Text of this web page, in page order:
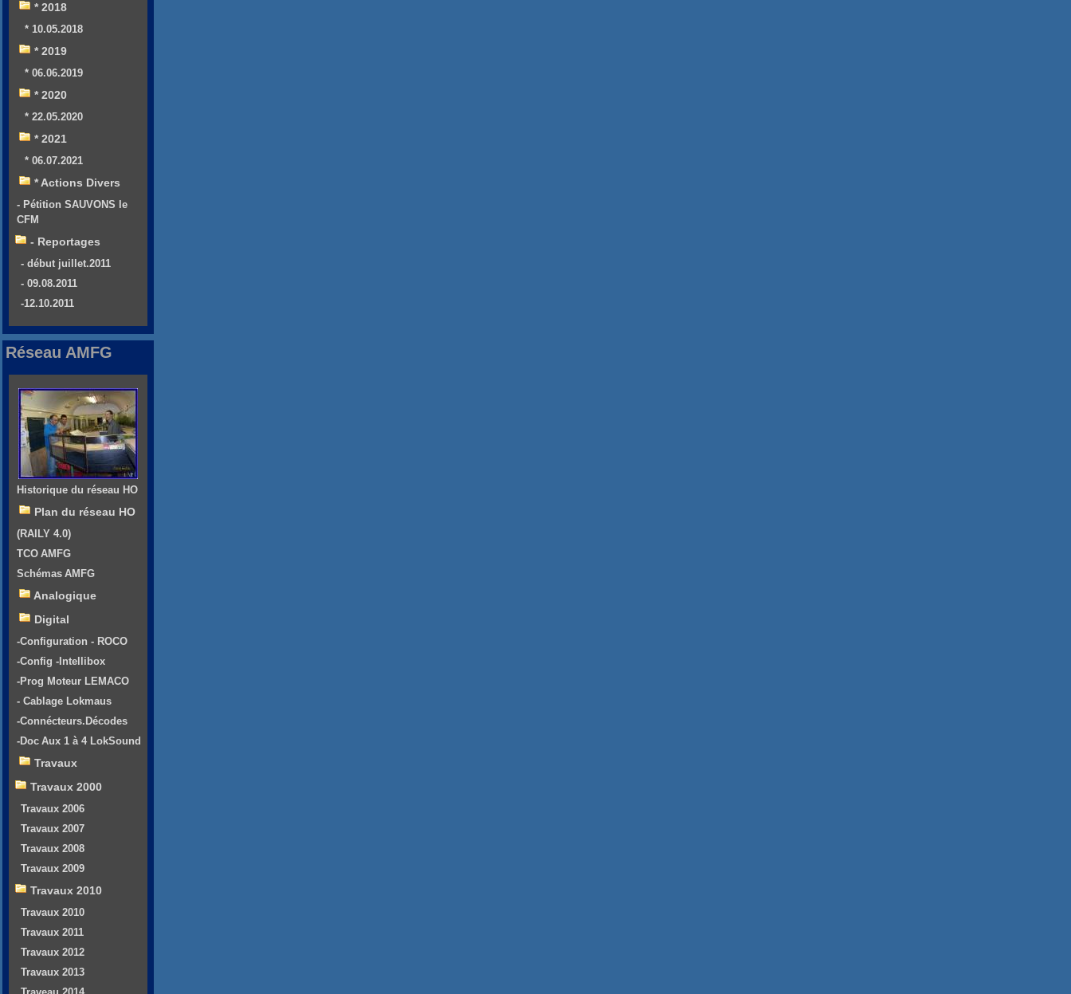
* 2018
* 10.05.2018
* 2019
* 06.06.2019
* 2020
* 22.05.2020
* 2021
* 06.07.2021
* Actions Divers
- Pétition SAUVONS le
CFM
- Reportages
- début juillet.2011
- 09.08.2011
-12.10.2011
Réseau AMFG
Historique du réseau HO
Plan du réseau HO
(RAILY 4.0)
TCO AMFG
Schémas AMFG
Analogique
Digital
-Configuration - ROCO
-Config -Intellibox
-Prog Moteur LEMACO
- Cablage Lokmaus
-Connécteurs.Décodes
-Doc Aux 1 à 4 LokSound
Travaux
Travaux 2000
Travaux 2006
Travaux 2007
Travaux 2008
Travaux 2009
Travaux 2010
Travaux 2010
Travaux 2011
Travaux 2012
Travaux 2013